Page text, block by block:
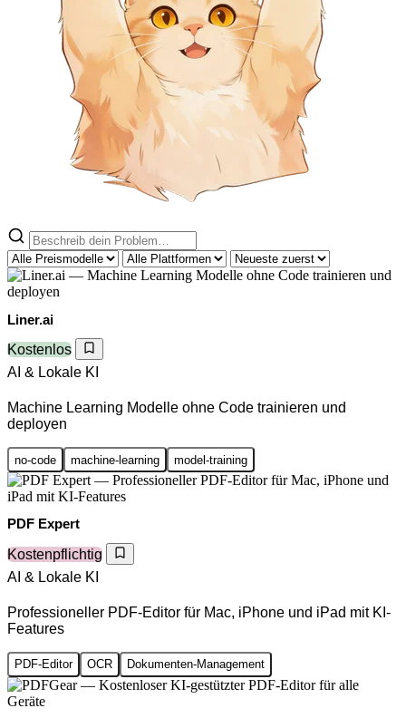
Liner.ai
Kostenlos
AI & Lokale KI
Machine Learning Modelle ohne Code trainieren und
deployen
no-code machine-learning model-training
PDF Expert
Kostenpflichtig
AI & Lokale KI
Professioneller PDF-Editor für Mac, iPhone und iPad mit KI-
Features
PDF-Editor OCR Dokumenten-Management